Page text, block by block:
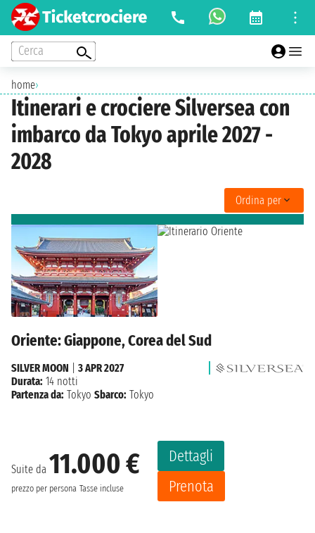
Cerca
home›
Itinerari e crociere Silversea con
imbarco da Tokyo aprile 2027 -
2028
Ordina per
Oriente: Giappone, Corea del Sud
Suite da 11.000 €
prezzo per persona Tasse incluse
Dettagli
Prenota
SILVER MOON
3 APR 2027
Durata: 14 notti
Partenza da: Tokyo Sbarco: Tokyo